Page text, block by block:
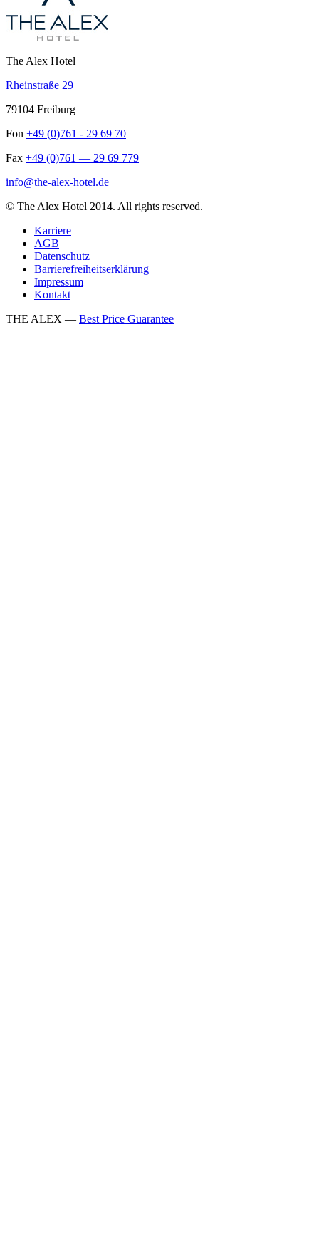
The Alex Hotel
Rheinstraße 29
79104 Freiburg
Fon +49 (0)761 - 29 69 70
Fax +49 (0)761 — 29 69 779
info@the-alex-hotel.de
© The Alex Hotel 2014. All rights reserved.
Karriere
AGB
Datenschutz
Barrierefreiheitserklärung
Impressum
Kontakt
THE ALEX — Best Price Guarantee